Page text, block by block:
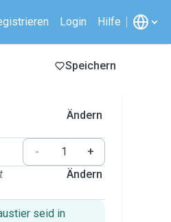
Login Hilfe
Speichern
Ändern
-
+
Ändern
seid in